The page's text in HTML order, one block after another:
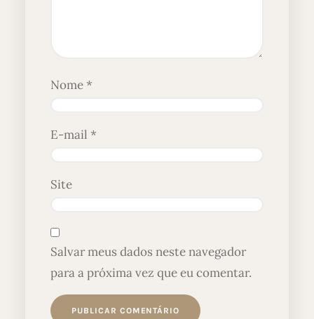
Nome*
E-mail *
Site
Salvar meus dados neste navegador
para a próxima vez que eu comentar.